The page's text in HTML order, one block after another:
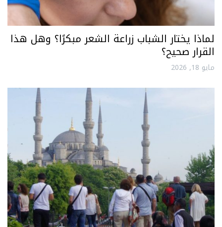
لماذا يختار الشباب زراعة الشعر مبكرًا؟ وهل هذا
القرار صحيح؟
مايو 18, 2026